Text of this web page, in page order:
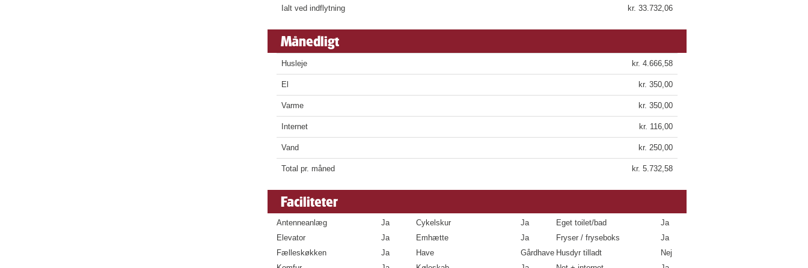
Ialt ved indflytning kr. 33.732,06
Månedligt
Husleje kr. 4.666,58
El kr. 350,00
Varme kr. 350,00
Internet kr. 116,00
Vand kr. 250,00
Total pr. måned kr. 5.732,58
Faciliteter
Antenneanlæg Ja Cykelskur Ja Eget toilet/bad
Ja
Elevator
Ja Emhætte Ja Fryser / fryseboks
Ja
Fælleskøkken
Ja Have Gårdhave Husdyr tilladt
Nej